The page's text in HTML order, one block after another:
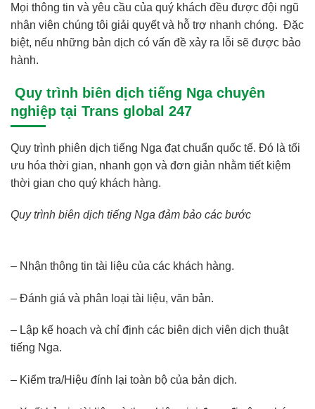
Mọi thông tin và yêu cầu của quý khách đều được đội ngũ
nhân viên chúng tôi giải quyết và hỗ trợ nhanh chóng. Đặc
biệt, nếu những bản dịch có vấn đề xảy ra lỗi sẽ được bảo
hành.
Quy trình biên dịch tiếng Nga chuyên
nghiệp tại Trans global 247
Quy trình phiên dịch tiếng Nga đạt chuẩn quốc tế. Đó là tối
ưu hóa thời gian, nhanh gọn và đơn giản nhằm tiết kiệm
thời gian cho quý khách hàng.
Quy trình biên dịch tiếng Nga đảm bảo các bước
– Nhận thông tin tài liệu của các khách hàng.
– Đánh giá và phân loại tài liệu, văn bản.
– Lập kế hoạch và chỉ định các biên dịch viên dịch thuật
tiếng Nga.
– Kiểm tra/Hiệu đính lại toàn bộ của bản dịch.